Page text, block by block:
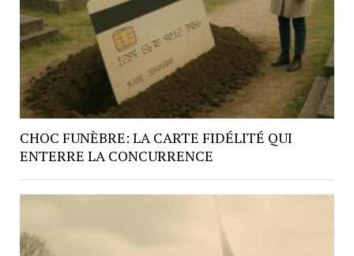
CHOC FUNÈBRE: LA CARTE FIDÉLITÉ QUI
ENTERRE LA CONCURRENCE